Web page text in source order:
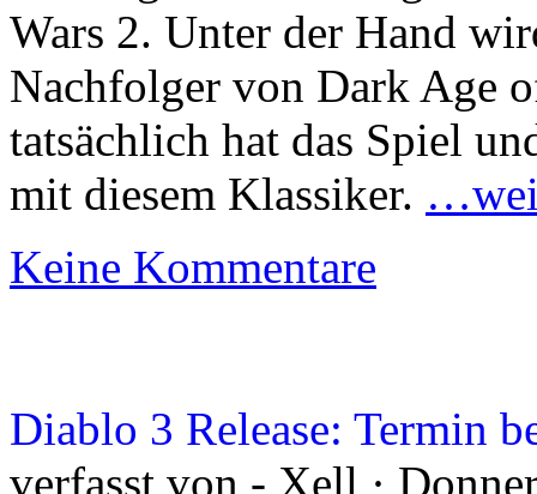
Wars 2. Unter der Hand
Nachfolger von Dark Age
tatsächlich hat das Spiel
mit diesem Klassiker.
Keine Kommentare
Diablo 3 Release: Termin
verfasst von - Xell ·